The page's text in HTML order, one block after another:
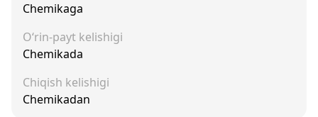
Chemikaga
O‘rin-payt kelishigi
Chemikada
Chiqish kelishigi
Chemikadan